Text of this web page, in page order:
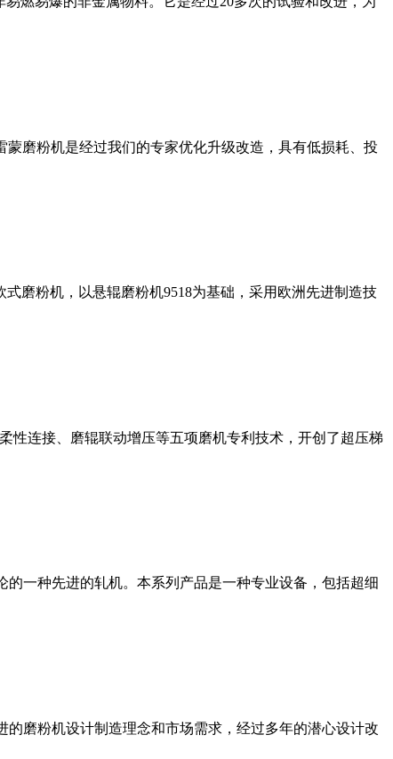
磨粉机是经过我们的专家优化升级改造，具有低损耗、投
磨粉机，以悬辊磨粉机9518为基础，采用欧洲先进制造技
性连接、磨辊联动增压等五项磨机专利技术，开创了超压梯
一种先进的轧机。本系列产品是一种专业设备，包括超细
磨粉机设计制造理念和市场需求，经过多年的潜心设计改